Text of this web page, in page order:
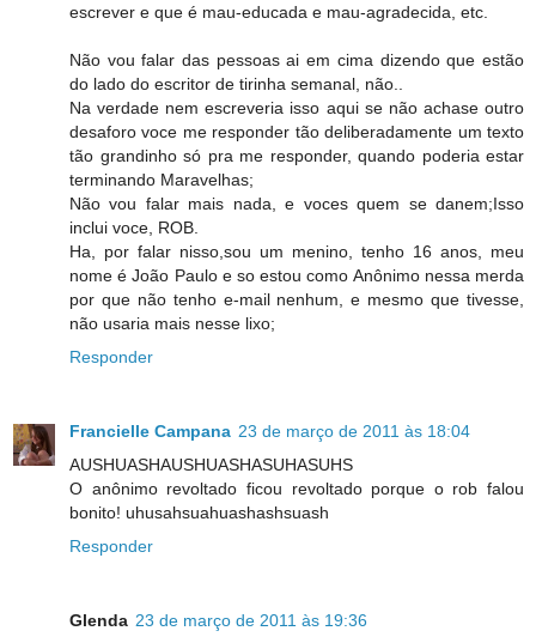
escrever e que é mau-educada e mau-agradecida, etc.
Não vou falar das pessoas ai em cima dizendo que estão
do lado do escritor de tirinha semanal, não..
Na verdade nem escreveria isso aqui se não achase outro
desaforo voce me responder tão deliberadamente um texto
tão grandinho só pra me responder, quando poderia estar
terminando Maravelhas;
Não vou falar mais nada, e voces quem se danem;Isso
inclui voce, ROB.
Ha, por falar nisso,sou um menino, tenho 16 anos, meu
nome é João Paulo e so estou como Anônimo nessa merda
por que não tenho e-mail nenhum, e mesmo que tivesse,
não usaria mais nesse lixo;
Responder
Francielle Campana 23 de março de 2011 às 18:04
AUSHUASHAUSHUASHASUHASUHS
O anônimo revoltado ficou revoltado porque o rob falou
bonito! uhusahsuahuashashsuash
Responder
Glenda 23 de março de 2011 às 19:36